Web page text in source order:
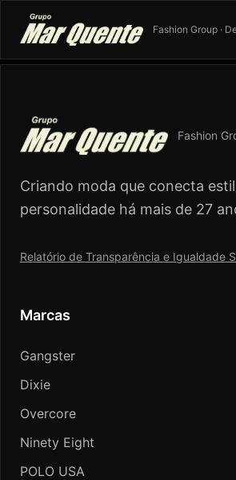
Fashion Group ·
Fashion
Criando moda que conecta
personalidade há mais de 27
Relatório de Transparência e Igualdade
Marcas
Gangster
Dixie
Overcore
Ninety Eight
POLO USA